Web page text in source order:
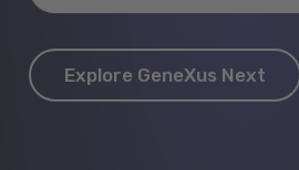
Explore GeneXus Next